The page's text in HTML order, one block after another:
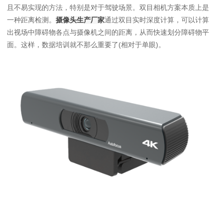
且不易实现的方法，特别是对于驾驶场景。双目相机方案本质上是
一种距离检测。 摄像头生产厂家通过双目实时深度计算，可以计算
出视场中障碍物各点与摄像机之间的距离，从而快速划分障碍物平
面。这样，数据培训就不那么重要了(相对于单眼)。